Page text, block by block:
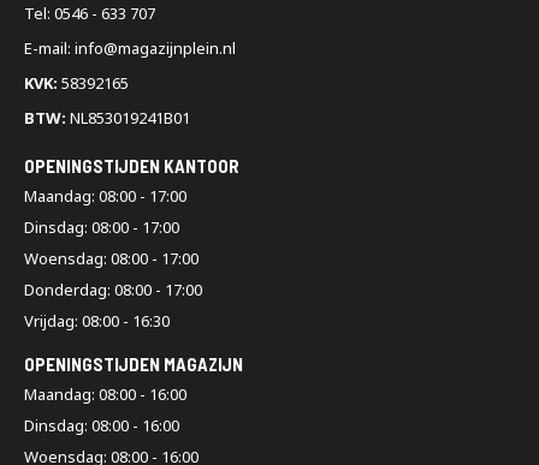
Tel: 0546 - 633 707
E-mail: info@magazijnplein.nl
KVK: 58392165
BTW: NL853019241B01
OPENINGSTIJDEN KANTOOR
Maandag: 08:00 - 17:00
Dinsdag: 08:00 - 17:00
Woensdag: 08:00 - 17:00
Donderdag: 08:00 - 17:00
Vrijdag: 08:00 - 16:30
OPENINGSTIJDEN MAGAZIJN
Maandag: 08:00 - 16:00
Dinsdag: 08:00 - 16:00
Woensdag: 08:00 - 16:00